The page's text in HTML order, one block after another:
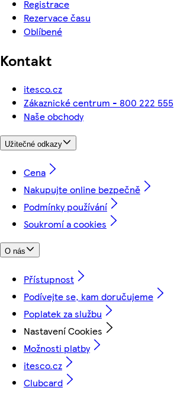
Registrace
Rezervace času
Oblíbené
Kontakt
itesco.cz
Zákaznické centrum - 800 222 555
Naše obchody
Užitečné odkazy
Cena
Nakupujte online bezpečně
Podmínky používání
Soukromí a cookies
O nás
Přístupnost
Podívejte se, kam doručujeme
Poplatek za službu
Nastavení Cookies
Možnosti platby
itesco.cz
Clubcard